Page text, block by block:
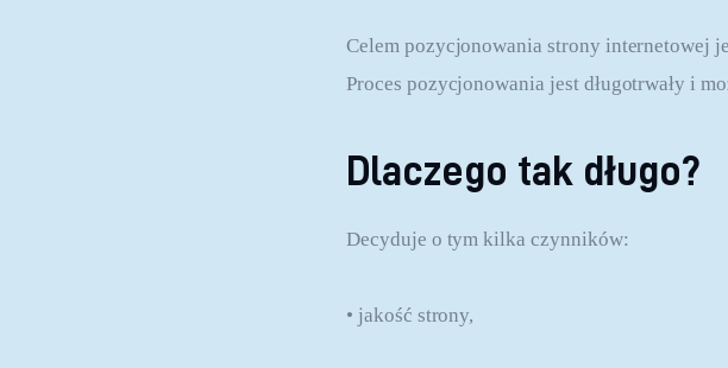
Celem pozycjonowania strony internetowej
Proces pozycjonowania jest długotrwały i
Dlaczego tak długo?
Decyduje o tym kilka czynników:
• jakość strony,